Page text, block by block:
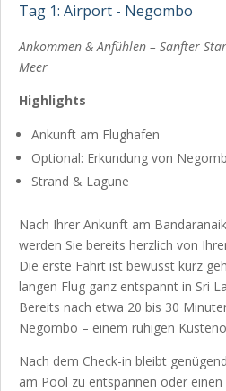
Tag 1: Airport - Negombo
Ankommen & Anfühlen – Sanfter
Meer
Highlights
Ankunft am Flughafen
Optional: Erkundung von
Strand & Lagune
Nach Ihrer Ankunft am
werden Sie bereits herzlich von
Die erste Fahrt ist bewusst kurz
langen Flug ganz entspannt in Sri
Bereits nach etwa 20 bis 30
Negombo – einem ruhigen
Nach dem Check-in bleibt
am Pool zu entspannen oder